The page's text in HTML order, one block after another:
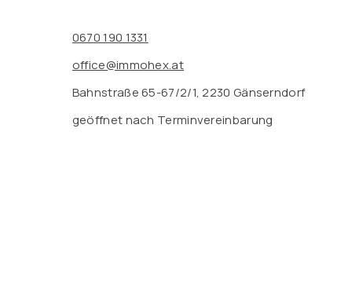
0670 190 1331
office@immohex.at
Bahnstraße 65-67/2/1, 2230 Gänserndorf
geöffnet nach Terminvereinbarung